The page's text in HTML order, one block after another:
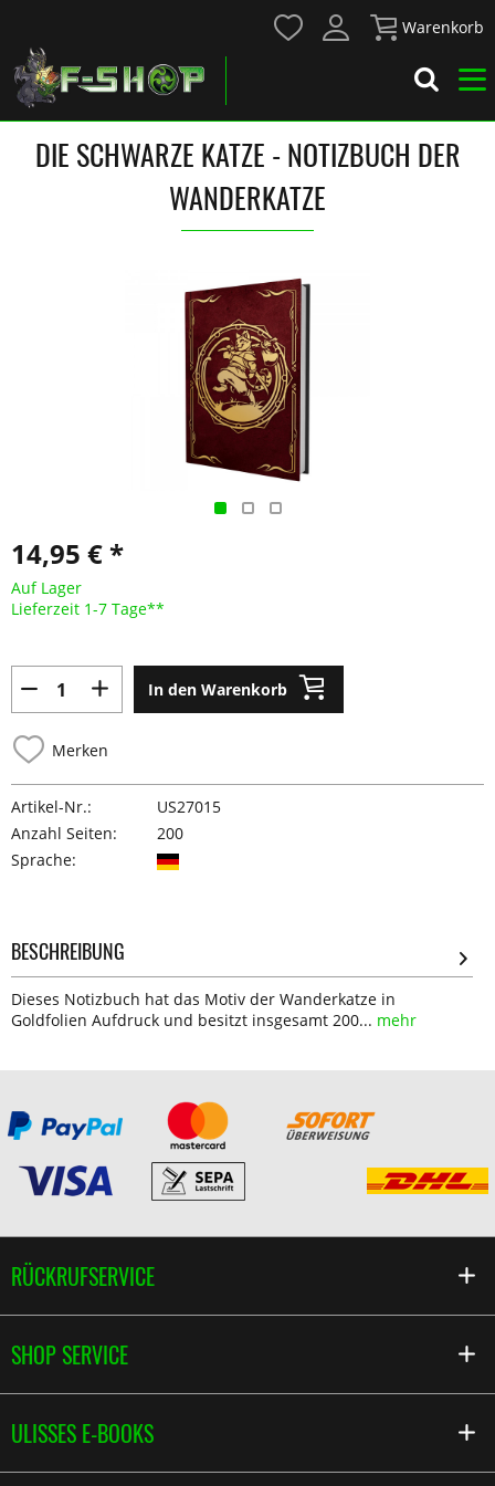
Warenkorb
DIE SCHWARZE KATZE - NOTIZBUCH DER
WANDERKATZE
14,95 € *
Auf Lager
Lieferzeit 1-7 Tage**
In den Warenkorb
Merken
Artikel-Nr.:
US27015
Anzahl Seiten:
200
Sprache:
BESCHREIBUNG
Dieses Notizbuch hat das Motiv der Wanderkatze in
Goldfolien Aufdruck und besitzt insgesamt 200... mehr
RÜCKRUFSERVICE
SHOP SERVICE
ULISSES E-BOOKS